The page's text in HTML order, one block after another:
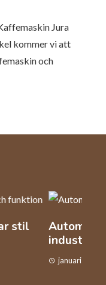
Jura
kommer vi att
och
inom